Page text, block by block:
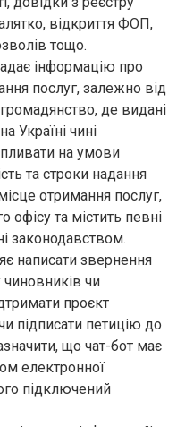
відкриття ФОП,
тощо.
інформацію про
послуг, залежно від
громадянство, де видані
Україні чині
на умови
та строки надання
отримання послуг,
офісу та містить певні
законодавством.
написати звернення
чи
проєкт
підписати петицію до
що чат-бот має
електронної
підключений